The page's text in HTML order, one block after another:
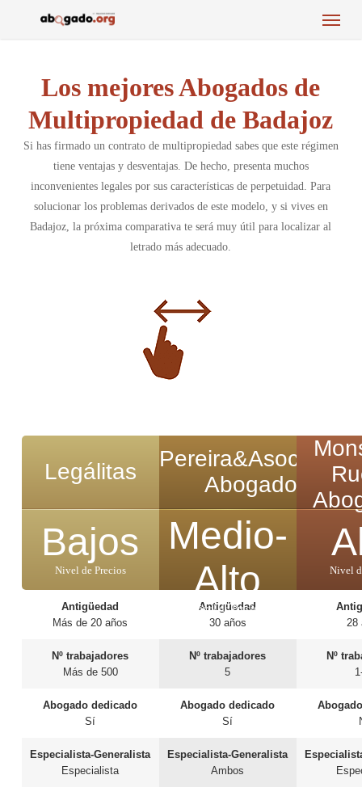
Menu
Los mejores Abogados de
Multipropiedad de Badajoz
Si has firmado un contrato de multipropiedad sabes que este régimen
tiene ventajas y desventajas. De hecho, presenta muchos
inconvenientes legales por sus características de perpetuidad. Para
solucionar los problemas derivados de este modelo, y si vives en
Badajoz, la próxima comparativa te será muy útil para localizar al
letrado más adecuado.
Legálitas
Bajos
Nivel de Precios
Antigüedad
Más de 20 años
Nº trabajadores
Más de 500
Abogado dedicado
Sí
Especialista-Generalista
Especialista
Pereira&Asociados
Abogados
Medio-
Alto
Nivel de Precios
Antigüedad
30 años
Nº trabajadores
5
Abogado dedicado
Sí
Especialista-Generalista
Ambos
Nivel
28
Nº